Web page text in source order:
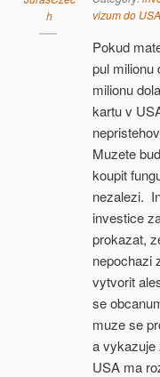
h
vizum do USA
Pokud
pul milionu
milionu
kartu v
Muzete
koupit
nezalezi.
investice
prokazat,
nepochazi
vytvorit
se
muze se
a
USA ma